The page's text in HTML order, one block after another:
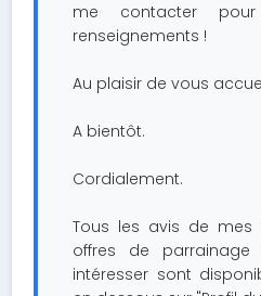
me contacter
renseignements !
Au plaisir de vous
A bientôt.
Cordialement.
Tous les avis de mes
offres de
intéresser sont